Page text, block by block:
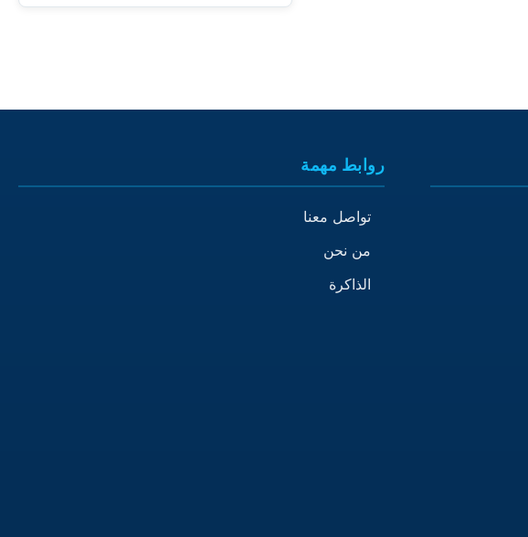
روابط مهمة
تواصل معنا
من نحن
الذاكرة